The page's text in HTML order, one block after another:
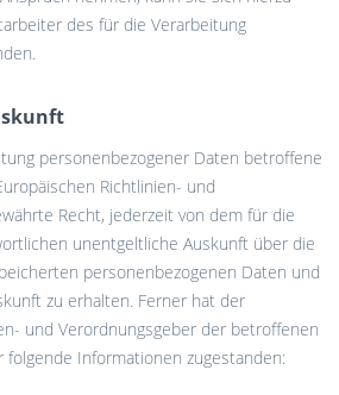
des für die Verarbeitung
personenbezogener Daten betroffene
Richtlinien- und
Recht, jederzeit von dem für die
unentgeltliche Auskunft über die
personenbezogenen Daten und
zu erhalten. Ferner hat der
und Verordnungsgeber der betroffenen
folgende Informationen zugestanden: